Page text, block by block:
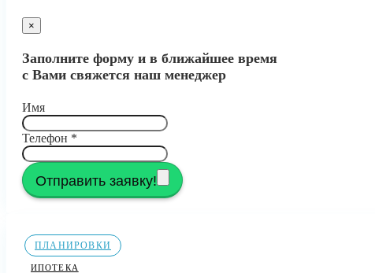
×
Заполните форму и в ближайшее время
с Вами свяжется наш менеджер
Имя
Телефон *
Отправить заявку!
ПЛАНИРОВКИ
ИПОТЕКА